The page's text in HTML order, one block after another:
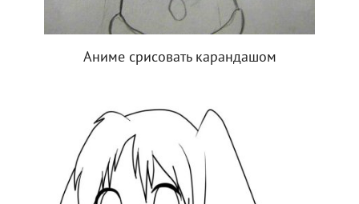
Аниме срисовать карандашом